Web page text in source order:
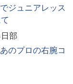
ジュニアレッス
部
のプロの右腕コ